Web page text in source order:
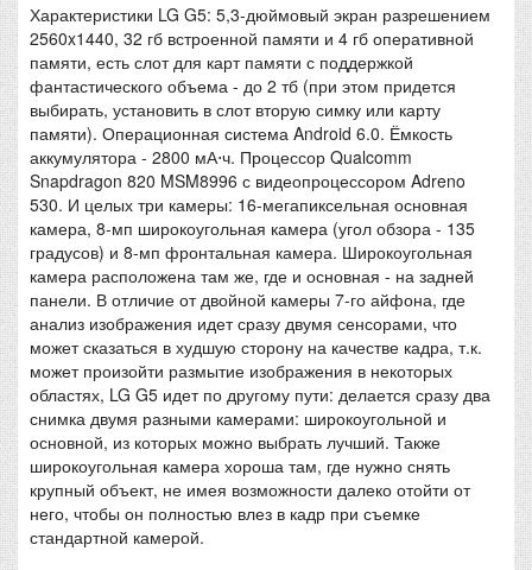
Характеристики LG G5: 5,3-дюймовый экран разрешением
2560x1440, 32 гб встроенной памяти и 4 гб оперативной
памяти, есть слот для карт памяти с поддержкой
фантастического объема - до 2 тб (при этом придется
выбирать, установить в слот вторую симку или карту
памяти). Операционная система Android 6.0. Ёмкость
аккумулятора - 2800 мА⋅ч. Процессор Qualcomm
Snapdragon 820 MSM8996 с видеопроцессором Adreno
530. И целых три камеры: 16-мегапиксельная основная
камера, 8-мп широкоугольная камера (угол обзора - 135
градусов) и 8-мп фронтальная камера. Широкоугольная
камера расположена там же, где и основная - на задней
панели. В отличие от двойной камеры 7-го айфона, где
анализ изображения идет сразу двумя сенсорами, что
может сказаться в худшую сторону на качестве кадра, т.к.
может произойти размытие изображения в некоторых
областях, LG G5 идет по другому пути: делается сразу два
снимка двумя разными камерами: широкоугольной и
основной, из которых можно выбрать лучший. Также
широкоугольная камера хороша там, где нужно снять
крупный объект, не имея возможности далеко отойти от
него, чтобы он полностью влез в кадр при съемке
стандартной камерой.